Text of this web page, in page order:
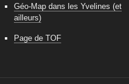
Géo-Map dans les Yvelines (et
ailleurs)
Page de TOF